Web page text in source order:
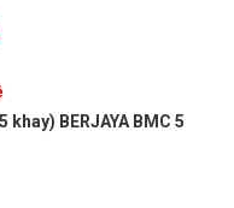
BERJAYA BMC 5